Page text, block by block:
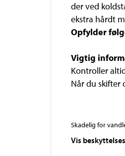
der ved
ekstra hårdt
Opfylder
Vigtig
Kontroller
Når du skifter
Skadelig for
Vis